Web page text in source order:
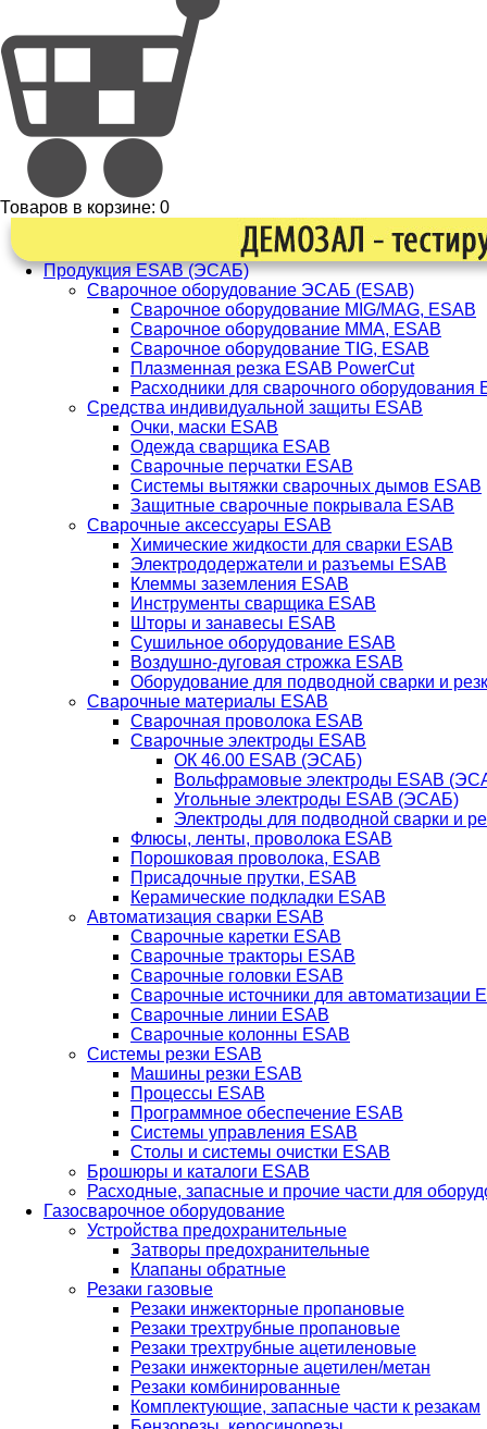
Товаров в корзине: 0
Продукция ESAB (ЭСАБ)
Сварочное оборудование ЭСАБ (ESAB)
Сварочное оборудование MIG/MAG, ESAB
Сварочное оборудование ММА, ESAB
Сварочное оборудование TIG, ESAB
Плазменная резка ESAB PowerCut
Расходники для сварочного оборудования
Средства индивидуальной защиты ESAB
Очки, маски ESAB
Одежда сварщика ESAB
Сварочные перчатки ESAB
Системы вытяжки сварочных дымов ESAB
Защитные сварочные покрывала ESAB
Сварочные аксессуары ESAB
Химические жидкости для сварки ESAB
Электрододержатели и разъемы ESAB
Клеммы заземления ESAB
Инструменты сварщика ESAB
Шторы и занавесы ESAB
Сушильное оборудование ESAB
Воздушно-дуговая строжка ESAB
Оборудование для подводной сварки и
Сварочные материалы ESAB
Сварочная проволока ESAB
Сварочные электроды ESAB
ОК 46.00 ESAB (ЭСАБ)
Вольфрамовые электроды ESAB
Угольные электроды ESAB (ЭСАБ)
Электроды для подводной сварки и
Флюсы, ленты, проволока ESAB
Порошковая проволока, ESAB
Присадочные прутки, ESAB
Керамические подкладки ESAB
Автоматизация сварки ESAB
Сварочные каретки ESAB
Сварочные тракторы ESAB
Сварочные головки ESAB
Сварочные источники для автоматизации
Сварочные линии ESAB
Сварочные колонны ESAB
Системы резки ESAB
Машины резки ESAB
Процессы ESAB
Программное обеспечение ESAB
Системы управления ESAB
Столы и системы очистки ESAB
Брошюры и каталоги ESAB
Расходные, запасные и прочие части для
Газосварочное оборудование
Устройства предохранительные
Затворы предохранительные
Клапаны обратные
Резаки газовые
Резаки инжекторные пропановые
Резаки трехтрубные пропановые
Резаки трехтрубные ацетиленовые
Резаки инжекторные ацетилен/метан
Резаки комбинированные
Комплектующие, запасные части к резакам